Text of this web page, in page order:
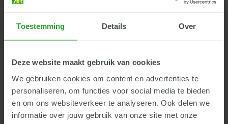
Toestemming Details Over
Deze website maakt gebruik van cookies
We gebruiken cookies om content en advertenties te
personaliseren, om functies voor social media te bieden
en om ons websiteverkeer te analyseren. Ook delen we
informatie over jouw gebruik van onze site met onze
advies.
Harold Vogels
Adviseur bedrijfsontwikkeling